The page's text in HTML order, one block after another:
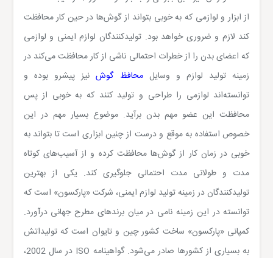
از ابزار و لوازمی که به خوبی بتواند از گوش‌ها در حین کار محافظت
کند لازم و ضروری خواهد بود. تولیدکنندگان لوازم ایمنی و لوازمی
که اعضای بدن را از خطرات احتمالی ناشی از کار محافظت می‌کند در
زمینه تولید لوازم و وسایلمحافظ گوشنیز پیشرو بوده و
توانسته‌اند لوازمی را طراحی و تولید کنند که به خوبی از پس
محافظت این عضو مهم بدن برآید. موضوع بسیار مهم در این
خصوص استفاده به موقع و درست از چنین ابزاری است تا بتواند به
خوبی در زمان کار از گوش‌ها محافظت کرده و از آسیب‌های کوتاه
مدت و طولانی مدت احتمالی جلوگیری کند. یکی از بهترین
تولیدکنندگان در زمینه تولید لوازم ایمنی، شرکت «پارکسون» است که
توانسته در این زمینه نامی در میان برندهای مطرح جهانی درآورد.
کمپانی «پارکسون» ساخت کشور چین و تایوان است که تولیداتش
به بسیاری از کشورها صادر می‌شود. گواهینامه ISO
در سال 2002،